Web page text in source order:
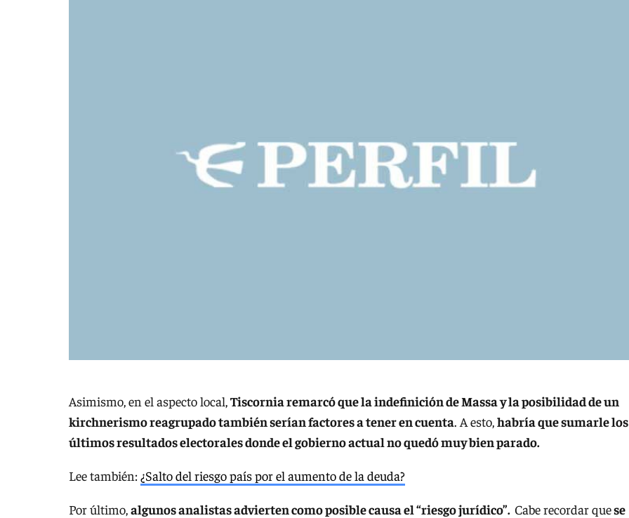
Asimismo, en el aspecto local,Tiscornia remarcó que la indefinición de Massa y la posibilidad de un
kirchnerismo reagrupado también serían factores a tener en cuenta. A esto,habría que sumarle los
últimos resultados electorales donde el gobierno actual no quedó muy bien parado.
Lee también:¿Salto del riesgo país por el aumento de la deuda?
Por último, algunos analistas advierten como posible causa el “riesgo jurídico”. Cabe recordar quese